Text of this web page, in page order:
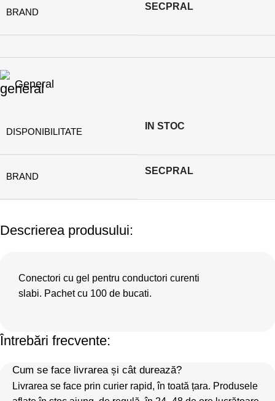
BRAND
SECPRAL
General
DISPONIBILITATE
IN STOC
BRAND
SECPRAL
Descrierea produsului:
Conectori cu gel pentru conductori curenti
slabi. Pachet cu 100 de bucati.
Întrebări frecvente:
Cum se face livrarea și cât durează?
Livrarea se face prin curier rapid, în toată țara. Produsele